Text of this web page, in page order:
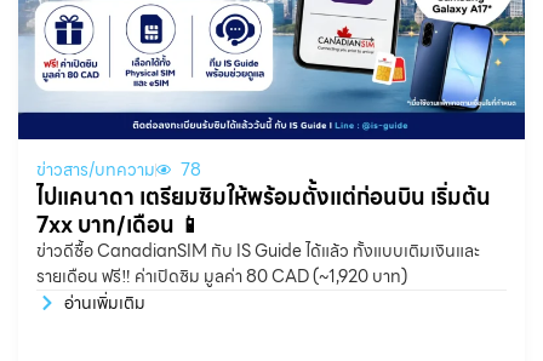
ข่าวสาร/บทความ 78
ไปแคนาดา เตรียมซิมให้พร้อมตั้งแต่ก่อนบิน เริ่มต้น
7xx บาท/เดือน 📱
ข่าวดีซื้อ CanadianSIM กับ IS Guide ได้แล้ว ทั้งแบบเติมเงินและ
รายเดือน ฟรี‼️ ค่าเปิดซิม มูลค่า 80 CAD (~1,920 บาท)
อ่านเพิ่มเติม